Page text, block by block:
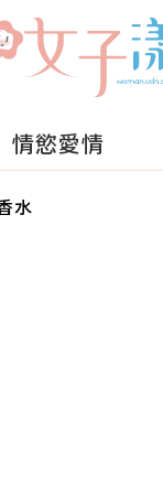
情慾愛情
水